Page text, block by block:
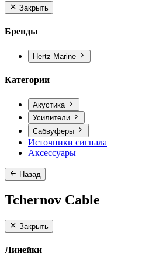
Закрыть
Бренды
Hertz Marine
Категории
Акустика
Усилители
Сабвуферы
Источники сигнала
Аксессуары
Назад
Tchernov Cable
Закрыть
Линейки